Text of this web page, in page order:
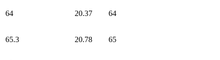
64 20.37 64
65.3 20.78 65